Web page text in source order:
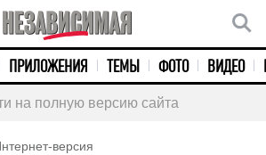
ПРИЛОЖЕНИЯ ТЕМЫ ФОТО ВИДЕО
на полную версию сайта
версия